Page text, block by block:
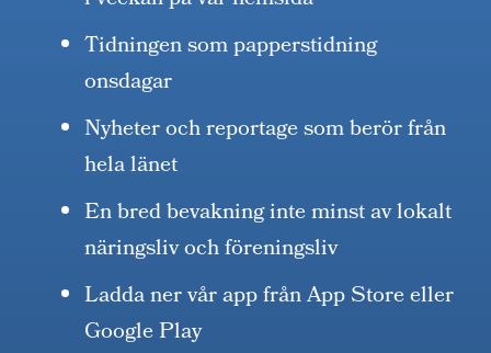
Tidningen som papperstidning
onsdagar
Nyheter och reportage som berör från
hela länet
En bred bevakning inte minst av lokalt
näringsliv och föreningsliv
Ladda ner vår app från App Store eller
Google Play